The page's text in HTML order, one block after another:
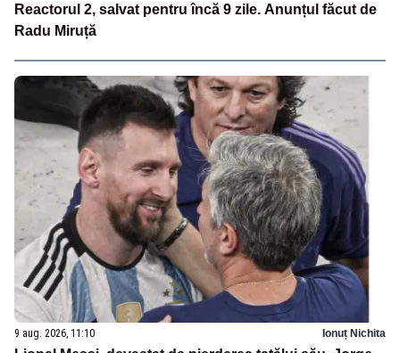
Reactorul 2, salvat pentru încă 9 zile. Anunțul făcut de
Radu Miruță
9 aug. 2026, 11:10 Ionuț Nichita